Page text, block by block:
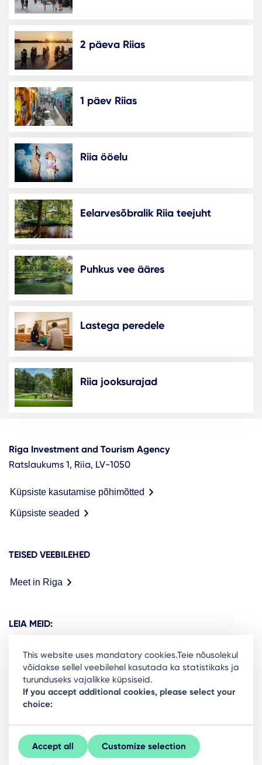
2 päeva Riias
1 päev Riias
Riia ööelu
Eelarvesõbralik Riia teejuht
Puhkus vee ääres
Lastega peredele
Riia jooksurajad
Riga Investment and Tourism Agency
Ratslaukums 1, Riia, LV-1050
Küpsiste kasutamise põhimõtted
Küpsiste seaded
TEISED VEEBILEHED
Meet in Riga
LEIA MEID:
Ready to stay in the loop on Rigas business
community? Subscribe to our newsletter.
Sign Up
This website uses mandatory cookies.Teie nõusolekul
võidakse sellel veebilehel kasutada ka statistikaks ja
turunduseks vajalikke küpsiseid.
If you accept additional cookies, please select your
choice:
Accept all Customize selection